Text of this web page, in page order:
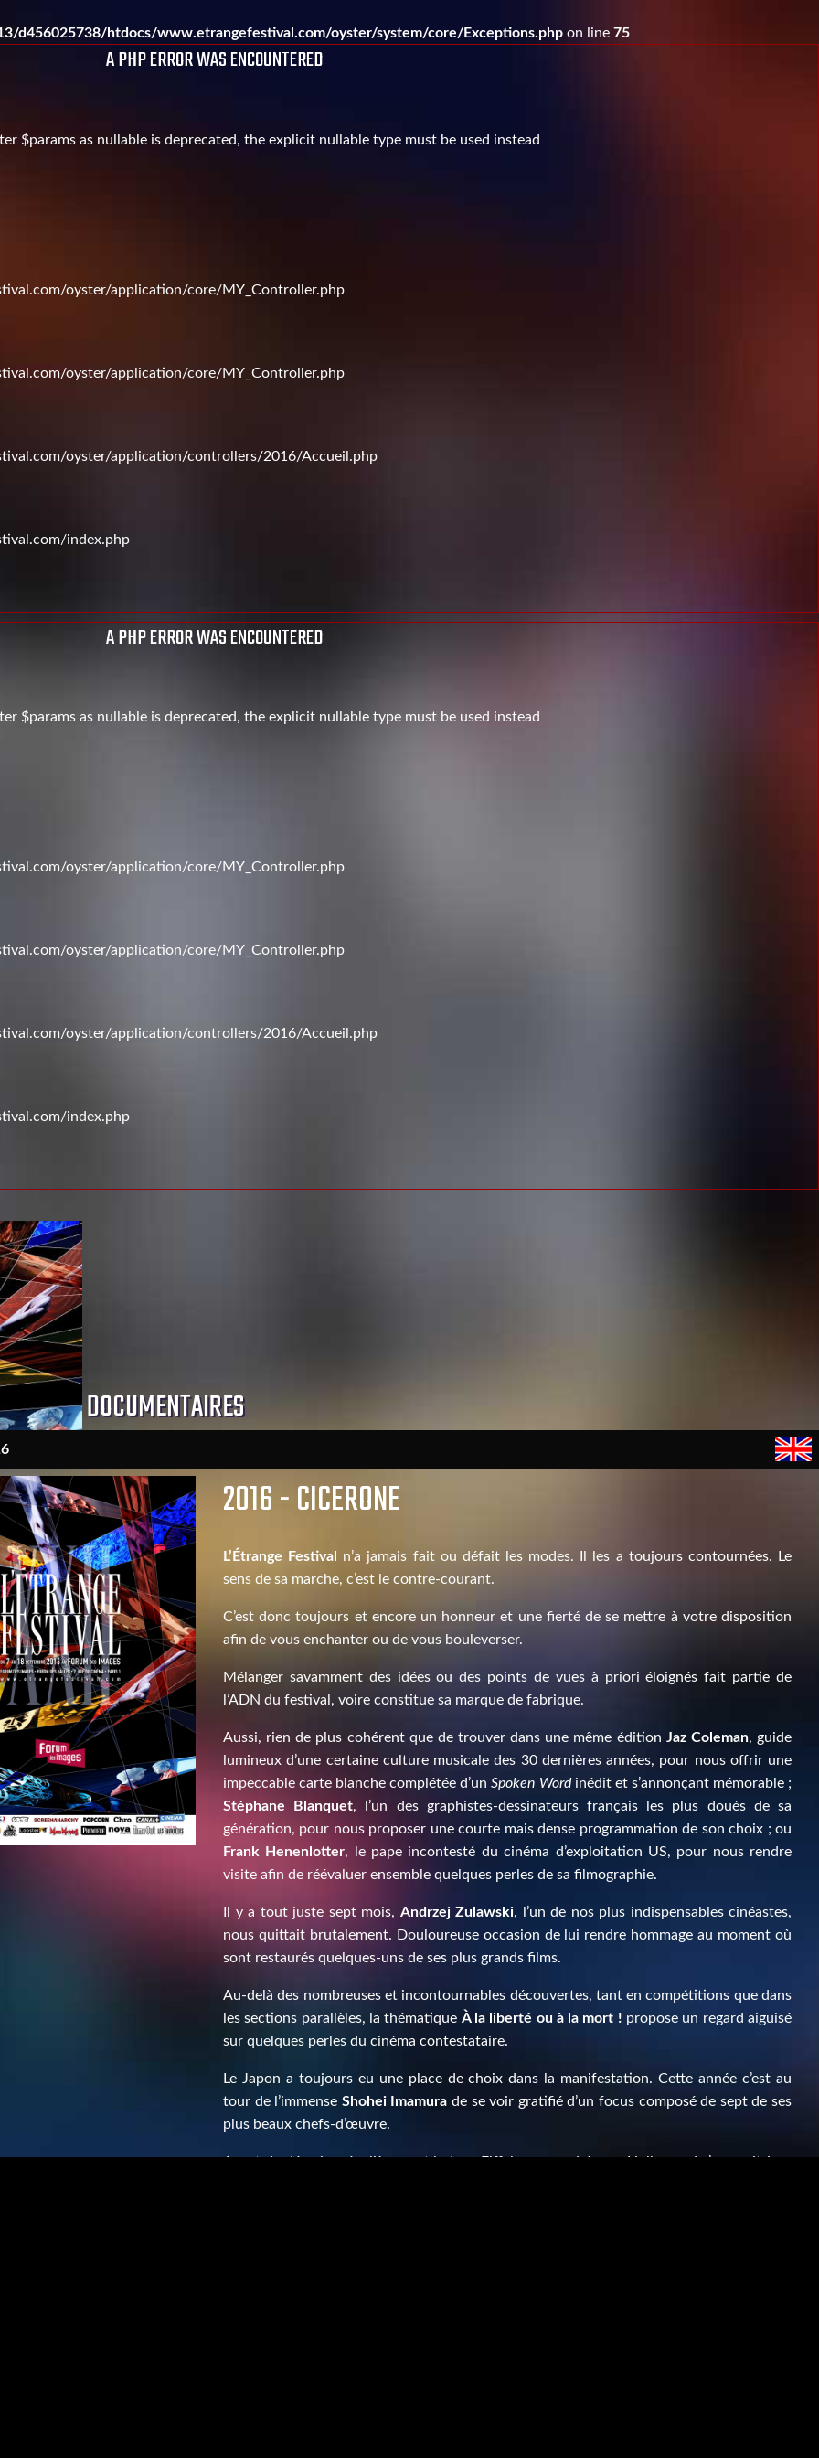
d456025738/htdocs/www.etrangefestival.com/oyster/system/core/Exceptions.php on line 75
A PHP ERROR WAS ENCOUNTERED
$params as nullable is deprecated, the explicit nullable type must be used instead
oyster/application/core/MY_Controller.php
oyster/application/core/MY_Controller.php
oyster/application/controllers/2016/Accueil.php
index.php
A PHP ERROR WAS ENCOUNTERED
$params as nullable is deprecated, the explicit nullable type must be used instead
oyster/application/core/MY_Controller.php
oyster/application/core/MY_Controller.php
oyster/application/controllers/2016/Accueil.php
index.php
DOCUMENTAIRES
2016 - CICERONE
L’Étrange Festival
n’a jamais fait ou défait les modes. Il les a toujours contournées. Le
sens de sa marche, c’est le contre-courant.
C’est donc toujours et encore un honneur et une fierté de se mettre à votre disposition
afin de vous enchanter ou de vous bouleverser.
Mélanger savamment des idées ou des points de vues à priori éloignés fait partie de
l’ADN du festival, voire constitue sa marque de fabrique.
Aussi, rien de plus cohérent que de trouver dans une même édition Jaz Coleman, guide
lumineux d’une certaine culture musicale des 30 dernières années, pour nous offrir une
impeccable carte blanche complétée d’unSpoken Wordinédit et s’annonçant mémorable ;
Stéphane Blanquet, l’un des graphistes-dessinateurs français les plus doués de sa
génération, pour nous proposer une courte mais dense programmation de son choix ; ou
Frank Henenlotter, le pape incontesté du cinéma d’exploitation US, pour nous rendre
visite afin de réévaluer ensemble quelques perles de sa filmographie.
Il y a tout juste sept mois, Andrzej Zulawski, l’un de nos plus indispensables cinéastes,
nous quittait brutalement. Douloureuse occasion de lui rendre hommage au moment où
sont restaurés quelques-uns de ses plus grands films.
Au-delà des nombreuses et incontournables découvertes, tant en compétitions que dans
les sections parallèles, la thématique À la liberté ou à la mort ! propose un regard aiguisé
sur quelques perles du cinéma contestataire.
Le Japon a toujours eu une place de choix dans la manifestation. Cette année c’est au
tour de l’immense Shohei Imamura de se voir gratifié d’un focus composé de sept de ses
plus beaux chefs-d’œuvre.
Avant de détruire régulièrement la tour Eiffel sur grand écran, Hollywood s’amusait à se